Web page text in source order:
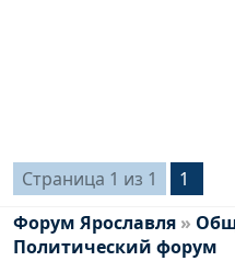
Страница 1 из 1
1
Форум Ярославля »
Политический форум